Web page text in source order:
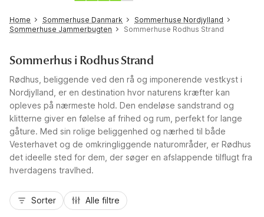
Home Sommerhuse Danmark
Sommerhuse Nordjylland
Sommerhuse Jammerbugten
Sommerhuse Rodhus Strand
Sommerhus i Rodhus Strand
Rødhus, beliggende ved den rå og imponerende vestkyst i
Nordjylland, er en destination hvor naturens kræfter kan
opleves på nærmeste hold. Den endeløse sandstrand og
klitterne giver en følelse af frihed og rum, perfekt for lange
gåture. Med sin rolige beliggenhed og nærhed til både
Vesterhavet og de omkringliggende naturområder, er Rødhus
det ideelle sted for dem, der søger en afslappende tilflugt fra
hverdagens travlhed.
Sorter Alle filtre